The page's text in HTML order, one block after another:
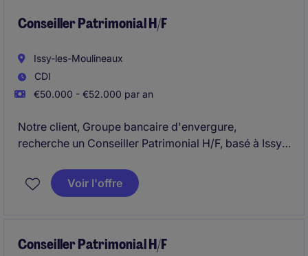
Conseiller Patrimonial H/F
Issy-les-Moulineaux
CDI
€50.000 - €52.000 par an
Notre client, Groupe bancaire d'envergure,
recherche un Conseiller Patrimonial H/F, basé à Issy-
Voir l'offre
Conseiller Patrimonial H/F